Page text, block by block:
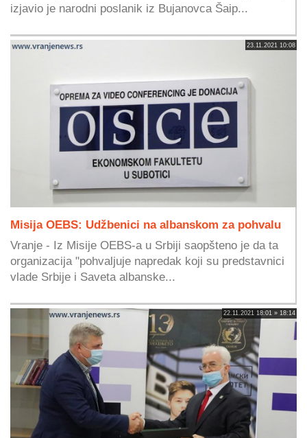
izjavio je narodni poslanik iz Bujanovca Šaip...
23.11.2021 10:08
Misija OEBS: Udžbenici na albanskom za pohvalu
Vranje - Iz Misije OEBS-a u Srbiji saopšteno je da ta
organizacija "pohvaljuje napredak koji su predstavnici
vlade Srbije i Saveta albanske...
22.11.2021 18:01 » 18:14